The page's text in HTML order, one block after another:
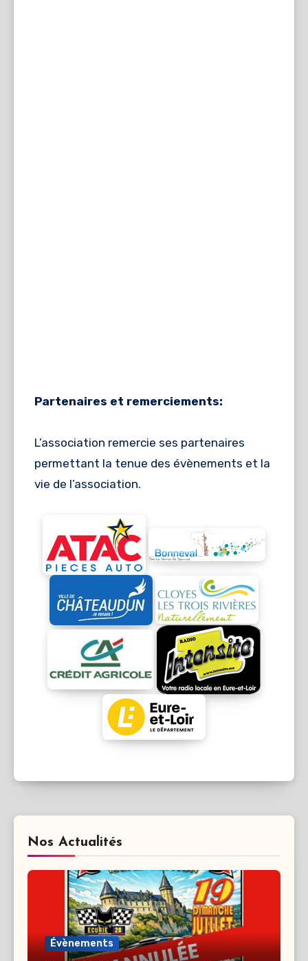
Partenaires et remerciements:
L’association remercie ses partenaires
permettant la tenue des évènements et la
vie de l’association.
l’article
Nos Actualités
Évènements